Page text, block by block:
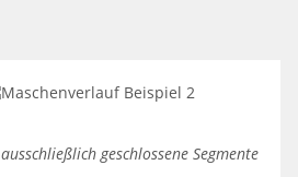
geschlossene Segmente